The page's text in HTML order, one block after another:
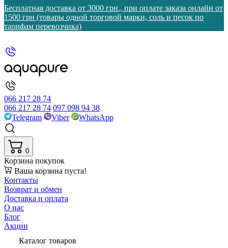
Бесплатная доставка от 3000 грн., при оплате заказа онлайн от
1500 грн (товары одной торговой марки, соль и песок по
тарифам перевозчика)
066 217 28 74
066 217 28 74 097 098 94 38
Telegram
Viber WhatsApp
0
Корзина покупок
Ваша корзина пуста!
Контакты
Возврат и обмен
Доставка и оплата
О нас
Блог
Акции
Каталог товаров